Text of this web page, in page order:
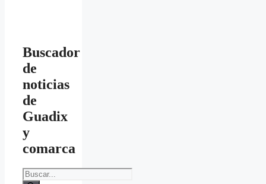
Buscador
de
noticias
de
Guadix
y
comarca
Buscar: